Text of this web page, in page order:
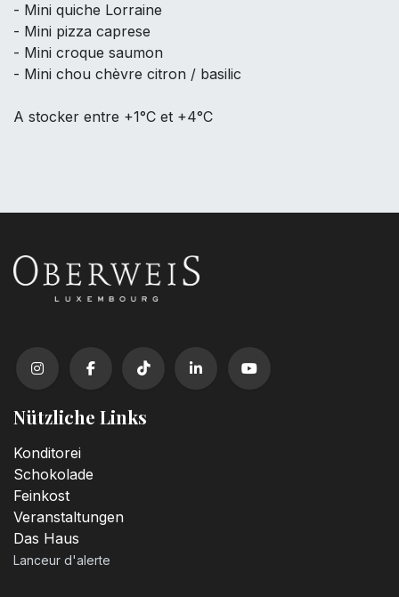
- Mini quiche Lorraine
- Mini pizza caprese
- Mini croque saumon
- Mini chou chèvre citron / basilic
A stocker entre +1°C et +4°C
Nützliche Links
Konditorei
Schokolade
Feinkost
Veranstaltungen
Das Haus
Lanceur d'alerte